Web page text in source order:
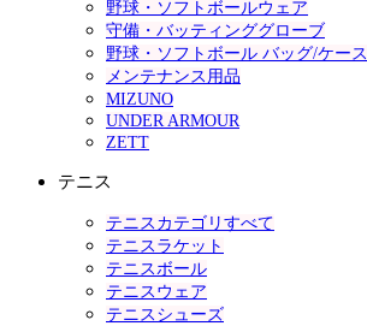
野球・ソフトボールウェア
守備・バッティンググローブ
野球・ソフトボール バッグ/ケース
メンテナンス用品
MIZUNO
UNDER ARMOUR
ZETT
テニス
テニスカテゴリすべて
テニスラケット
テニスボール
テニスウェア
テニスシューズ